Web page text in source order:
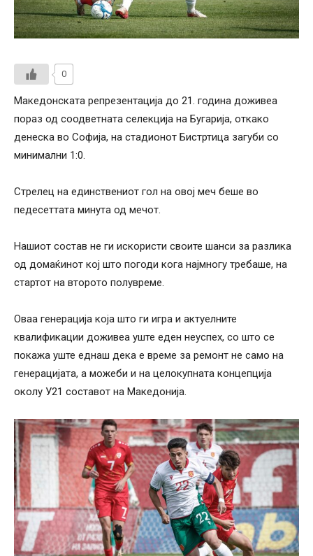
0
Македонската репрезентација до 21. година доживеа
пораз од соодветната селекција на Бугарија, откако
денеска во Софија, на стадионот Бистртица загуби со
минимални 1:0.
Стрелец на единствениот гол на овој меч беше во
педесеттата минута од мечот.
Нашиот состав не ги искористи своите шанси за разлика
од домаќинот кој што погоди кога најмногу требаше, на
стартот на второто полувреме.
Оваа генерација која што ги игра и актуелните
квалификации доживеа уште еден неуспех, со што се
покажа уште еднаш дека е време за ремонт не само на
генерацијата, а можеби и на целокупната концепција
околу У21 составот на Македонија.